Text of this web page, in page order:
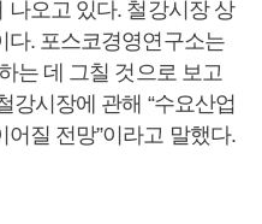
나오고 있다. 철강시장 상
다. 포스코경영연구소는
는 데 그칠 것으로 보고
강시장에 관해 “수요산업
질 전망”이라고 말했다.